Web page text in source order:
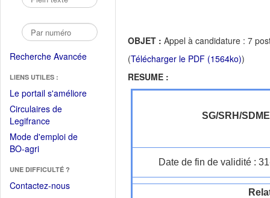
Recherche Avancée
LIENS UTILES :
Le portail s'améliore(Fichier
Circulaires de
Legifrance(Ouvrir
dans
une
fenêtre)
Mode d'emploi de
BO-agri(Ouvrir
une
nouvelle
UNE DIFFICULTÉ ?
Contactez-nous
OBJET : Appel à candidature : 7
(Télécharger le PDF (1564ko))
RESUME :
SG/SRH/
Date de fin de validité :